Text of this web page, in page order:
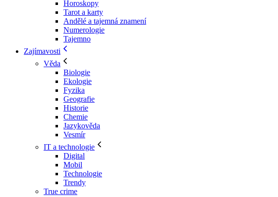
Horoskopy
Tarot a karty
Andělé a tajemná znamení
Numerologie
Tajemno
Zajímavosti
Věda
Biologie
Ekologie
Fyzika
Geografie
Historie
Chemie
Jazykověda
Vesmír
IT a technologie
Digital
Mobil
Technologie
Trendy
True crime